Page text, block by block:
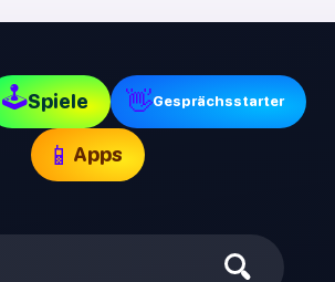
🕹Spiele 👋Gesprächsstarter
📱 Apps